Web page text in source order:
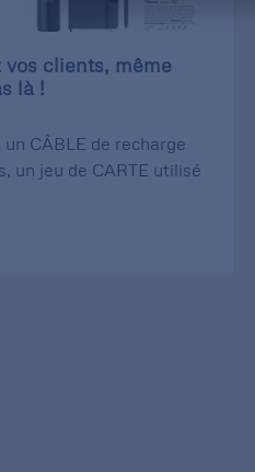
vos clients, même
là !
un CÂBLE de recharge
un jeu de CARTE utilisé